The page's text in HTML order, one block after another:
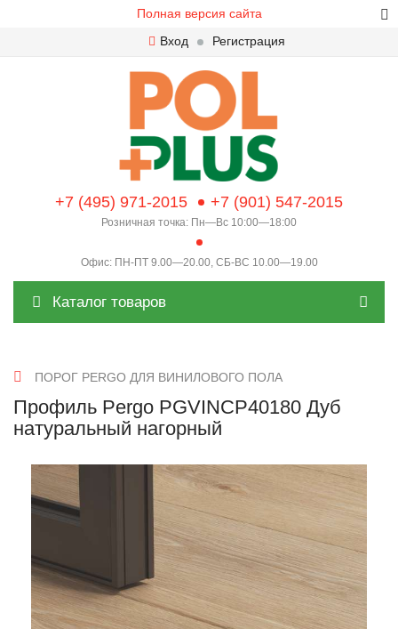
Полная версия сайта
Вход
Регистрация
+7 (495) 971-2015 +7 (901) 547-2015
Розничная точка: Пн—Вс 10:00—18:00
Офис: ПН-ПТ 9.00—20.00, СБ-ВС 10.00—19.00
Каталог товаров
ПОРОГ PERGO ДЛЯ ВИНИЛОВОГО ПОЛА
Профиль Pergo PGVINCP40180 Дуб
натуральный нагорный